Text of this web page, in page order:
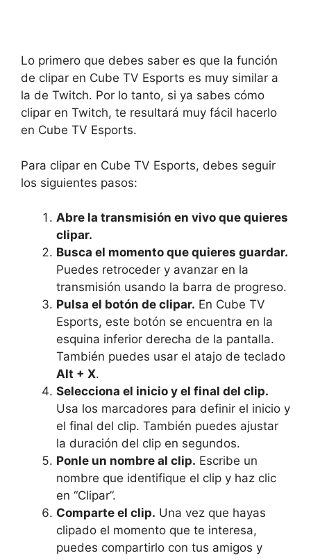
Lo primero que debes saber es que la función
de clipar en Cube TV Esports es muy similar a
la de Twitch. Por lo tanto, si ya sabes cómo
clipar en Twitch, te resultará muy fácil hacerlo
en Cube TV Esports.
Para clipar en Cube TV Esports, debes seguir
los siguientes pasos:
Abre la transmisión en vivo que quieres
clipar.
Busca el momento que quieres guardar.
Puedes retroceder y avanzar en la
transmisión usando la barra de progreso.
Pulsa el botón de clipar. En Cube TV
Esports, este botón se encuentra en la
esquina inferior derecha de la pantalla.
También puedes usar el atajo de teclado
Alt + X.
Selecciona el inicio y el final del clip.
Usa los marcadores para definir el inicio y
el final del clip. También puedes ajustar
la duración del clip en segundos.
Ponle un nombre al clip. Escribe un
nombre que identifique el clip y haz clic
en “Clipar”.
Comparte el clip. Una vez que hayas
clipado el momento que te interesa,
puedes compartirlo con tus amigos y